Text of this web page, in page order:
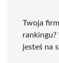
Twoja
jesteś na